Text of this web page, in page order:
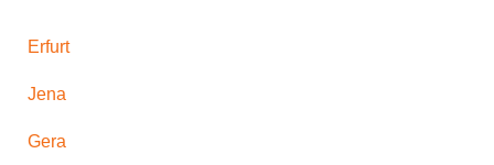
Erfurt
Jena
Gera